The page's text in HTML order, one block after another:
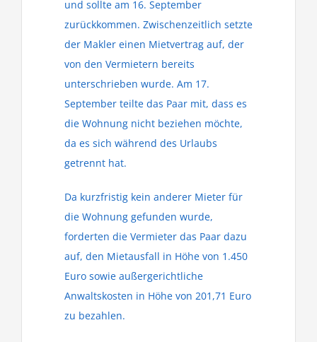
und sollte am 16. September
zurückkommen. Zwischenzeitlich setzte
der Makler einen Mietvertrag auf, der
von den Vermietern bereits
unterschrieben wurde. Am 17.
September teilte das Paar mit, dass es
die Wohnung nicht beziehen möchte,
da es sich während des Urlaubs
getrennt hat.
Da kurzfristig kein anderer Mieter für
die Wohnung gefunden wurde,
forderten die Vermieter das Paar dazu
auf, den Mietausfall in Höhe von 1.450
Euro sowie außergerichtliche
Anwaltskosten in Höhe von 201,71 Euro
zu bezahlen.